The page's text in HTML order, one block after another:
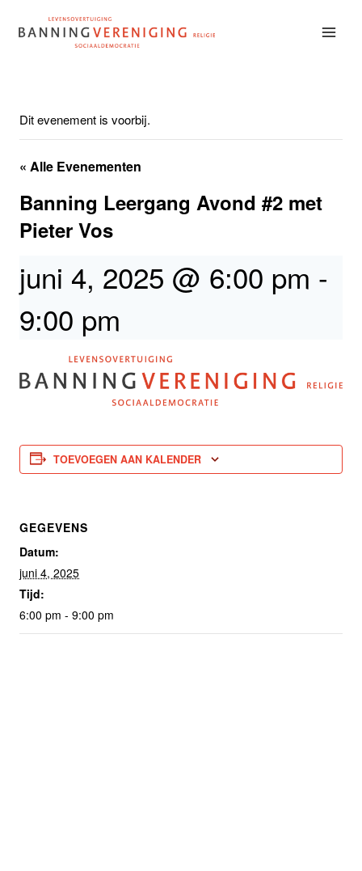
naar
Dit evenement is voorbij.
« Alle Evenementen
Banning Leergang Avond #2 met
Pieter Vos
juni 4, 2025 @ 6:00 pm -
9:00 pm
TOEVOEGEN AAN KALENDER
GEGEVENS
Datum:
juni 4, 2025
Tijd:
6:00 pm - 9:00 pm